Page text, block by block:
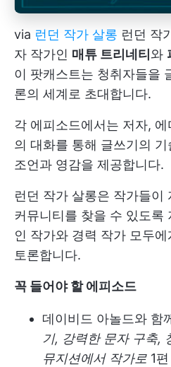
via 런던 작가 살롱 런던 작
자 작가인 매튜 트리네티 와
이 팟캐스트는 청취자들을
론의 세계로 초대합니다.
각 에피소드에서는 저자,
의 대화를 통해 글쓰기의
조언과 영감을 제공합니다.
런던 작가 살롱은 작가들이
커뮤니티를 찾을 수 있도록
인 작가와 경력 작가 모두
토론합니다.
꼭 들어야 할 에피소드
데이비드 아놀드와 함
기, 강력한 문자 구축,
뮤지션에서 작가로 1편